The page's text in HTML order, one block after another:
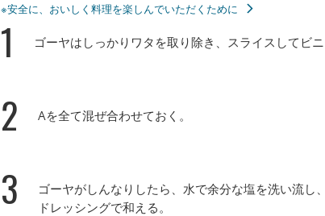
※安全に、おいしく料理を楽しんでいただくために
1 ゴーヤはしっかりワタを取り除き、スライスしてビ
2 Aを全て混ぜ合わせておく。
3
ゴーヤがしんなりしたら、水で余分な塩を洗い流
ドレッシングで和える。